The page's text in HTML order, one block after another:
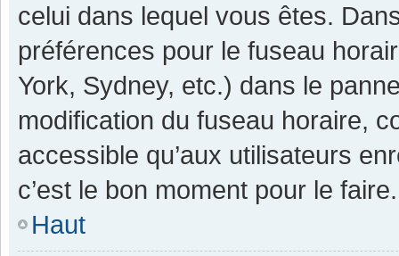
celui dans lequel vous êtes.
préférences pour le fuseau
York, Sydney, etc.) dans le
modification du fuseau horaire,
accessible qu’aux utilisateurs
c’est le bon moment pour le faire.
Haut